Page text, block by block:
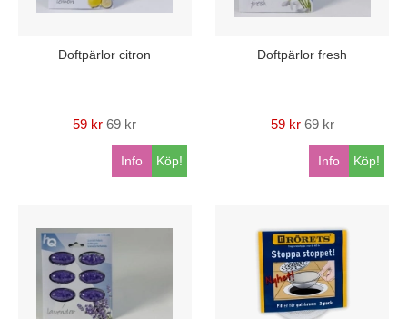
Doftpärlor citron
59 kr 69 kr
Köp!
Info
Doftpärlor fresh
59 kr 69 kr
Köp!
Info